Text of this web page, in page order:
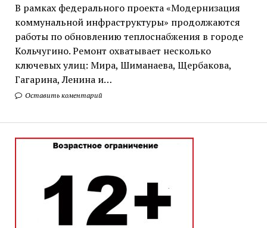
В рамках федерального проекта «Модернизация
коммунальной инфраструктуры» продолжаются
работы по обновлению теплоснабжения в городе
Кольчугино. Ремонт охватывает несколько
ключевых улиц: Мира, Шиманаева, Щербакова,
Гагарина, Ленина и…
Оставить коментарий